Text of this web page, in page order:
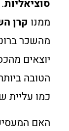
סוציאליות
ממנו קרן
יוצאים
הטובה
כמו עליית
האם